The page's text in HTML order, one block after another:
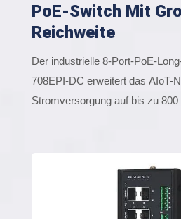
PoE-Switch Mit
Reichweite
Der industrielle 8-Port-PoE-
708EPI-DC erweitert das AIoT-
Stromversorgung auf bis zu 800